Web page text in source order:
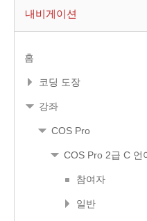
내비게이션
홈
코딩 도장
강좌
COS Pro
COS Pro 2급 C 언
참여자
일반